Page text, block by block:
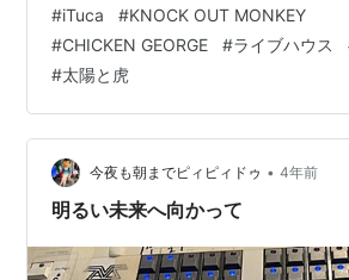
モトココロ＠kokoroemoto ココロの写
いいなー！ というか後輩の挑戦を快く
らガチンコ勝負してくれたKNOCK
気がバリバリシブくてグッときた かっ
係で最高 iTu…
#iTuca #KNOCK OUT MONKEY
#CHICKEN GEORGE #ライブハウス
#太陽と虎
今夜も朝までピィピィドゥ • 4年前
明るい未来へ向かって